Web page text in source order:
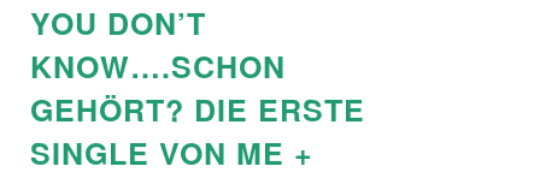
YOU DON’T
KNOW….SCHON
GEHÖRT? DIE ERSTE
SINGLE VON ME +